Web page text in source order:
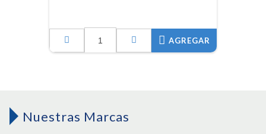
AGREGAR
Nuestras Marcas